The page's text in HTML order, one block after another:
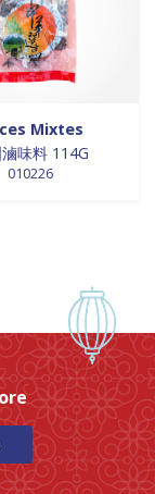
Mixtes
味料 114G
010226